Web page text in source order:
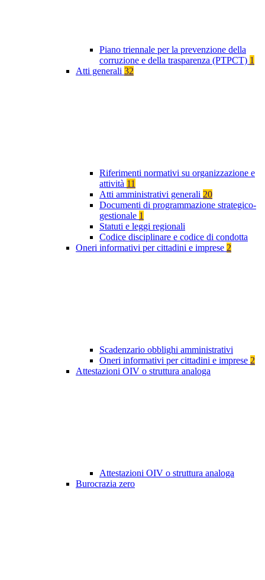
Piano triennale per la prevenzione della
corruzione e della trasparenza (PTPCT) 1
Atti generali 32
Riferimenti normativi su organizzazione e
attività 11
Atti amministrativi generali 20
Documenti di programmazione strategico-
gestionale 1
Statuti e leggi regionali
Codice disciplinare e codice di condotta
Oneri informativi per cittadini e imprese 2
Scadenzario obblighi amministrativi
Oneri informativi per cittadini e imprese 2
Attestazioni OIV o struttura analoga
Attestazioni OIV o struttura analoga
Burocrazia zero